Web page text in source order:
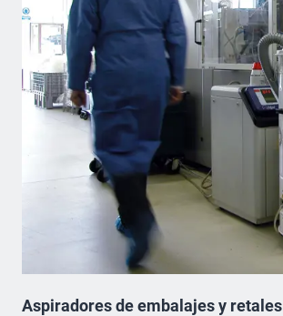
Aspiradores de embalajes y retales